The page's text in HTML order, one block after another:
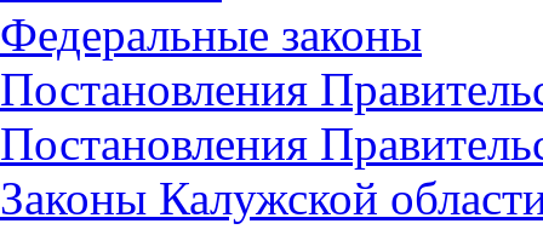
Федеральные законы
Постановления
Постановления
Законы Калужской